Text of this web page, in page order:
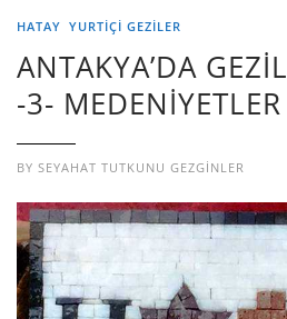
HATAY YURTIÇI GEZILER
ANTAKYA’DA
-3- MEDENİYETLER
BY SEYAHAT TUTKUNU GEZGINLER